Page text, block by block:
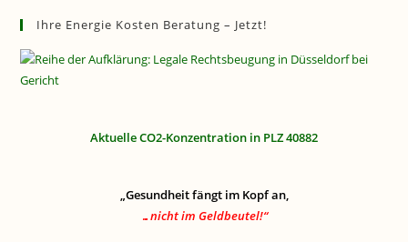
Ihre Energie Kosten Beratung – Jetzt!
Aktuelle CO2-Konzentration in PLZ 40882
„Gesundheit fängt im Kopf an,
…nicht im Geldbeutel!“